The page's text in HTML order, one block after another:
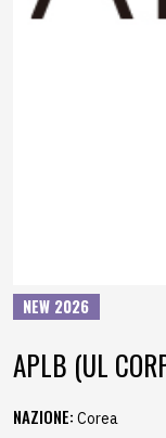
NEW 2026
APLB (UL
NAZIONE: Corea